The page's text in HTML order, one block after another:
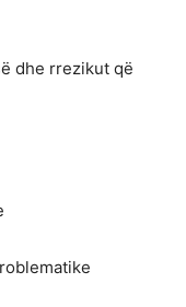
dhe rrezikut që